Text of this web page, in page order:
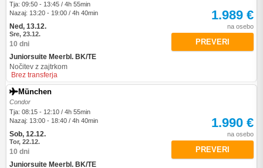
Tja: 09:50 - 13:45 / 4h 55min
Nazaj: 13:20 - 19:00 / 4h 40min
Ned, 13.12.
Sre, 23.12.
10 dni
Juniorsuite Meerbl. BK/TE
Nočitev z zajtrkom
Brez transferja
1.989 €
na osebo
PREVERI
München
Condor
Tja: 08:15 - 12:10 / 4h 55min
Nazaj: 13:00 - 18:40 / 4h 40min
Sob, 12.12.
Tor, 22.12.
10 dni
Juniorsuite Meerbl. BK/TE
1.990 €
na osebo
PREVERI